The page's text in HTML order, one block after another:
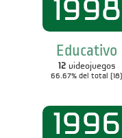
1998
Educativo
12 videojuegos
66.67% del total (18)
1996